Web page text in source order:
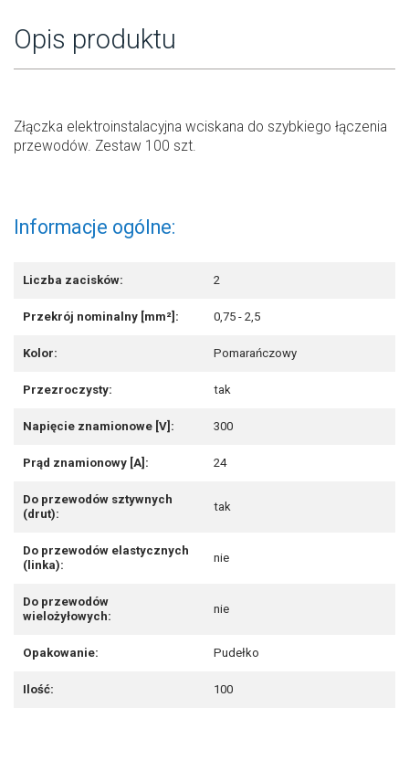
Opis produktu
Złączka elektroinstalacyjna wciskana do szybkiego łączenia
przewodów. Zestaw 100 szt.
Informacje ogólne:
Liczba zacisków: 2
Przekrój nominalny [mm²]: 0,75 - 2,5
Kolor: Pomarańczowy
Przezroczysty: tak
Napięcie znamionowe [V]: 300
Prąd znamionowy [A]: 24
Do przewodów sztywnych
(drut):
tak
Do przewodów elastycznych
(linka):
nie
Do przewodów
wielożyłowych:
nie
Opakowanie: Pudełko
Ilość: 100